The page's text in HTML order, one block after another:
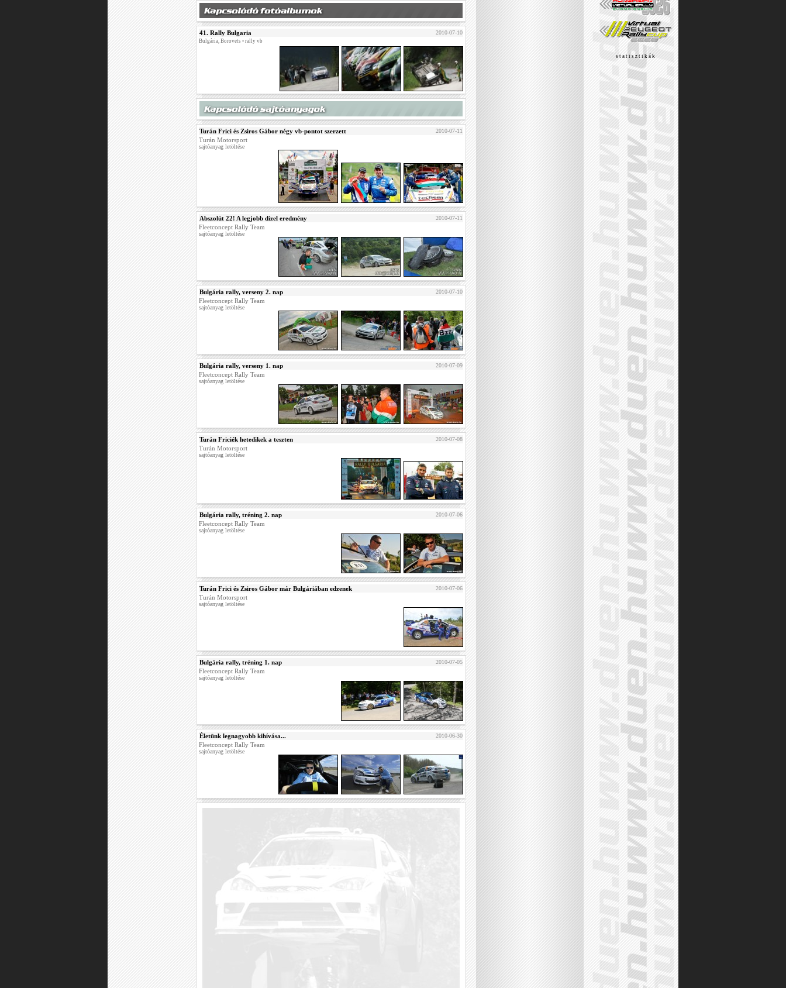
41. Rally Bulgaria 2010-07-10
Bulgária, Borovets • rally vb
Turán Frici és Zsiros Gábor négy vb-pontot szerzett 2010-07-11
Turán Motorsport
sajtóanyag letöltése
Abszolút 22! A legjobb dízel eredmény 2010-07-11
Fleetconcept Rally Team
sajtóanyag letöltése
Bulgária rally, verseny 2. nap 2010-07-10
Fleetconcept Rally Team
sajtóanyag letöltése
Bulgária rally, verseny 1. nap 2010-07-09
Fleetconcept Rally Team
sajtóanyag letöltése
Turán Friciék hetedikek a teszten 2010-07-08
Turán Motorsport
sajtóanyag letöltése
Bulgária rally, tréning 2. nap 2010-07-06
Fleetconcept Rally Team
sajtóanyag letöltése
Turán Frici és Zsiros Gábor már Bulgáriában edzenek 2010-07-06
Turán Motorsport
sajtóanyag letöltése
Bulgária rally, tréning 1. nap 2010-07-05
Fleetconcept Rally Team
sajtóanyag letöltése
Életünk legnagyobb kihívása... 2010-06-30
Fleetconcept Rally Team
sajtóanyag letöltése
s t a t i s z t i k á k